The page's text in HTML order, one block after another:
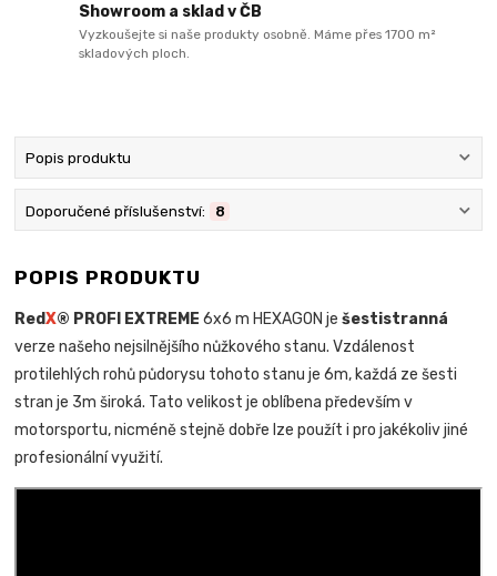
Showroom a sklad v ČB
Vyzkoušejte si naše produkty osobně. Máme přes 1700 m²
skladových ploch.
Popis produktu
Doporučené příslušenství: 8
POPIS PRODUKTU
RedX® PROFI EXTREME 6x6 m HEXAGON ješestistranná
verze našeho nejsilnějšího nůžkového stanu. Vzdálenost
protilehlých rohů půdorysu tohoto stanu je 6m, každá ze šesti
stran je 3m široká. Tato velikost je oblíbena především v
motorsportu, nicméně stejně dobře lze použít i pro jakékoliv jiné
profesionální využití.